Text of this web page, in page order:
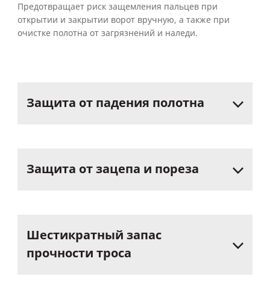
Предотвращает риск защемления пальцев при
открытии и закрытии ворот вручную, а также при
очистке полотна от загрязнений и наледи.
Защита от падения полотна
Защита отзацепа и пореза
Шестикратный запас
прочности троса